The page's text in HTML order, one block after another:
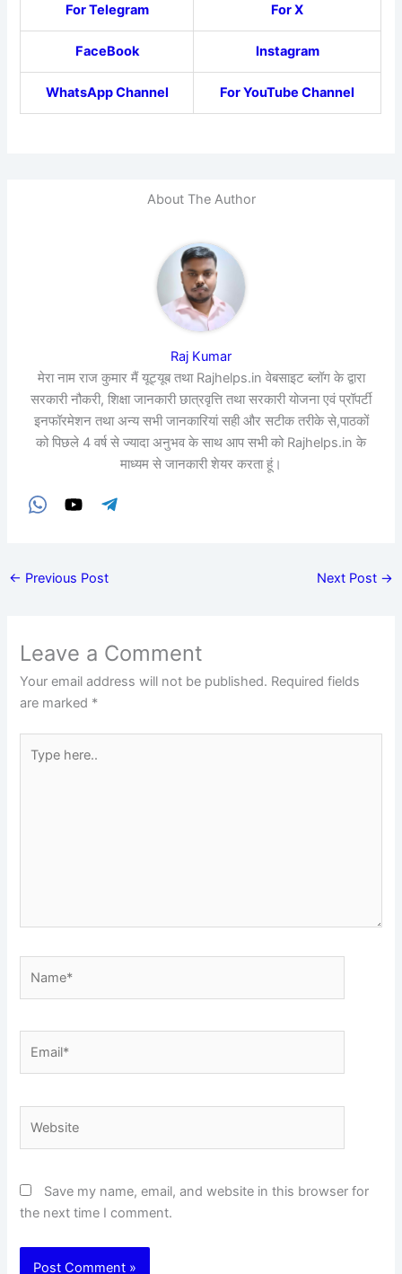
For Telegram For X
FaceBook Instagram
WhatsApp Channel For YouTube Channel
About The Author
Raj Kumar
मेरा नाम राज कुमार मैं यूट्यूब तथा Rajhelps.in वेबसाइट ब्लॉग के द्वारा
सरकारी नौकरी, शिक्षा जानकारी छात्रवृत्ति तथा सरकारी योजना एवं प्रॉपर्टी
इनफॉरमेशन तथा अन्य सभी जानकारियां सही और सटीक तरीके से,पाठकों
को पिछले 4 वर्ष से ज्यादा अनुभव के साथ आप सभी को Rajhelps.in के
माध्यम से जानकारी शेयर करता हूं।
← Previous Post Next Post →
Leave a Comment
Your email address will not be published. Required fields
are marked *
here..
Save my name, email, and website in this browser for
the next time I comment.